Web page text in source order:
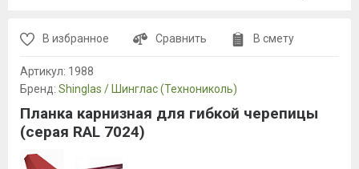
В избранное Сравнить В смету
Артикул: 1988
Бренд: Shinglas / Шинглас (Технониколь)
Планка карнизная для гибкой черепицы
(серая RAL 7024)